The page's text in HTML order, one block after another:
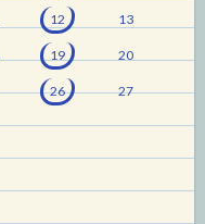
12 13
19 20
26 27